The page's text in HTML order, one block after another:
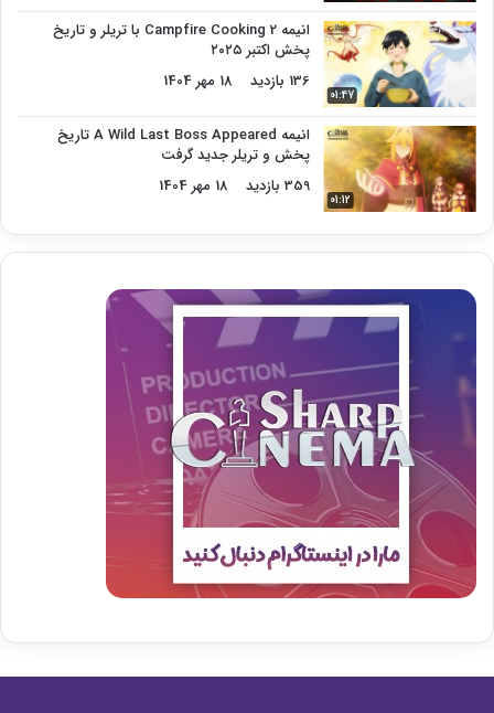
01:47
انیمه Campfire Cooking 2 با تریلر و تاریخ
پخش اکتبر ۲۰۲۵
136 بازدید
18 مهر 1404
01:12
انیمه A Wild Last Boss Appeared تاریخ
پخش و تریلر جدید گرفت
359 بازدید
18 مهر 1404